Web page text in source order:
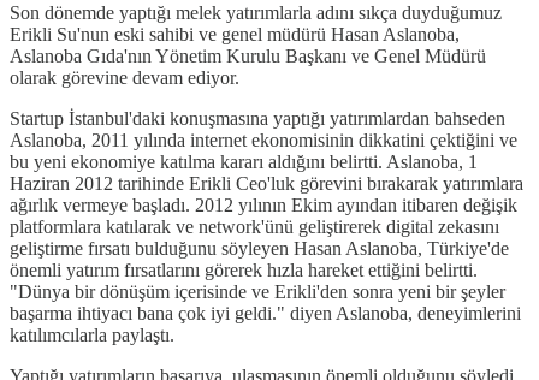
Son dönemde yaptığı melek yatırımlarla adını sıkça duyduğumuz
Erikli Su'nun eski sahibi ve genel müdürü Hasan Aslanoba,
Aslanoba Gıda'nın Yönetim Kurulu Başkanı ve Genel Müdürü
olarak görevine devam ediyor.
Startup İstanbul'daki konuşmasına yaptığı yatırımlardan bahseden
Aslanoba, 2011 yılında internet ekonomisinin dikkatini çektiğini ve
bu yeni ekonomiye katılma kararı aldığını belirtti. Aslanoba, 1
Haziran 2012 tarihinde Erikli Ceo'luk görevini bırakarak yatırımlara
ağırlık vermeye başladı. 2012 yılının Ekim ayından itibaren değişik
platformlara katılarak ve network'ünü geliştirerek digital zekasını
geliştirme fırsatı bulduğunu söyleyen Hasan Aslanoba, Türkiye'de
önemli yatırım fırsatlarını görerek hızla hareket ettiğini belirtti.
"Dünya bir dönüşüm içerisinde ve Erikli'den sonra yeni bir şeyler
başarma ihtiyacı bana çok iyi geldi." diyen Aslanoba, deneyimlerini
katılımcılarla paylaştı.
Yaptığı yatırımların başarıya ulaşmasının önemli olduğunu söyledi.